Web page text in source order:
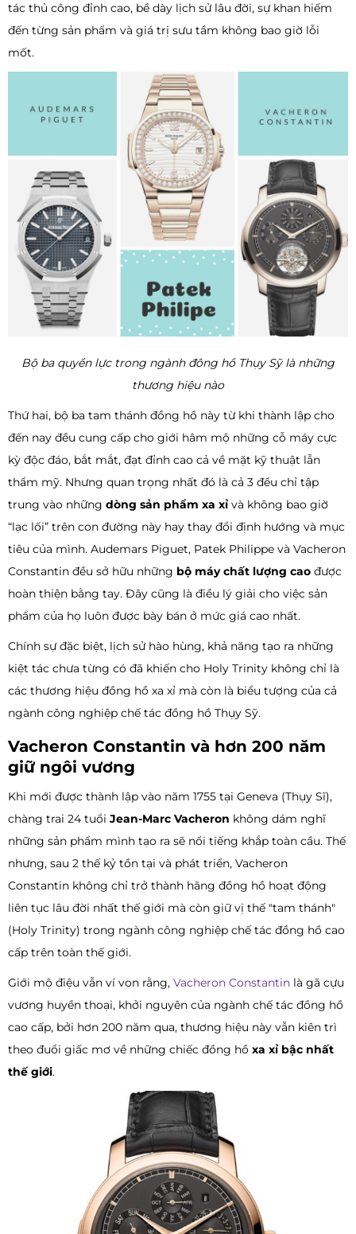
tác thủ công đỉnh cao, bề dày lịch sử lâu đời, sự khan hiếm
đến từng sản phẩm và giá trị sưu tầm không bao giờ lỗi
mốt.
Bộ ba quyền lực trong ngành đông hồ Thụy Sỹ là những
thương hiệu nào
Thứ hai, bộ ba tam thánh đồng hồ này từ khi thành lập cho
đến nay đều cung cấp cho giới hâm mộ những cỗ máy cực
kỳ độc đáo, bắt mắt, đạt đỉnh cao cả về mặt kỹ thuật lẫn
thẩm mỹ. Nhưng quan trọng nhất đó là cả 3 đều chỉ tập
trung vào những dòng sản phẩm xa xỉ và không bao giờ
“lạc lối” trên con đường này hay thay đổi định hướng và mục
tiêu của mình. Audemars Piguet, Patek Philippe và Vacheron
Constantin đều sở hữu những bộ máy chất lượng cao được
hoàn thiện bằng tay. Đây cũng là điều lý giải cho việc sản
phẩm của họ luôn được bày bán ở mức giá cao nhất.
Chính sự đặc biệt, lịch sử hào hùng, khả năng tạo ra những
kiệt tác chưa từng có đã khiến cho Holy Trinity không chỉ là
các thương hiệu đồng hồ xa xỉ mà còn là biểu tượng của cả
ngành công nghiệp chế tác đồng hồ Thụy Sỹ.
Vacheron Constantin và hơn 200 năm
giữ ngôi vương
Khi mới được thành lập vào năm 1755 tại Geneva (Thụy Sĩ),
chàng trai 24 tuổi Jean-Marc Vacheron không dám nghĩ
những sản phẩm mình tạo ra sẽ nổi tiếng khắp toàn cầu. Thế
nhưng, sau 2 thế kỷ tồn tại và phát triển, Vacheron
Constantin không chỉ trở thành hãng đồng hồ hoạt động
liên tục lâu đời nhất thế giới mà còn giữ vị thế "tam thánh"
(Holy Trinity) trong ngành công nghiệp chế tác đồng hồ cao
cấp trên toàn thế giới.
Giới mộ điệu vẫn ví von rằng, Vacheron Constantin là gã cựu
vương huyền thoại, khởi nguyên của ngành chế tác đồng hồ
cao cấp, bởi hơn 200 năm qua, thương hiệu này vẫn kiên trì
theo đuổi giấc mơ về những chiếc đồng hồ xa xỉ bậc nhất
thế giới.